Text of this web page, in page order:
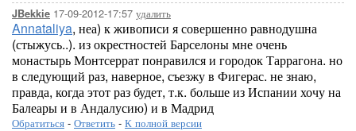
JBekkie 17-09-2012-17:57 удалить
Annataliya, неа) к живописи я совершенно равнодушна
(стыжусь..). из окрестностей Барселоны мне очень
монастырь Монтсеррат понравился и городок Таррагона. но
в следующий раз, наверное, съезжу в Фигерас. не знаю,
правда, когда этот раз будет, т.к. больше из Испании хочу на
Балеары и в Андалусию) и в Мадрид
Обратиться - Ответить - К полной версии